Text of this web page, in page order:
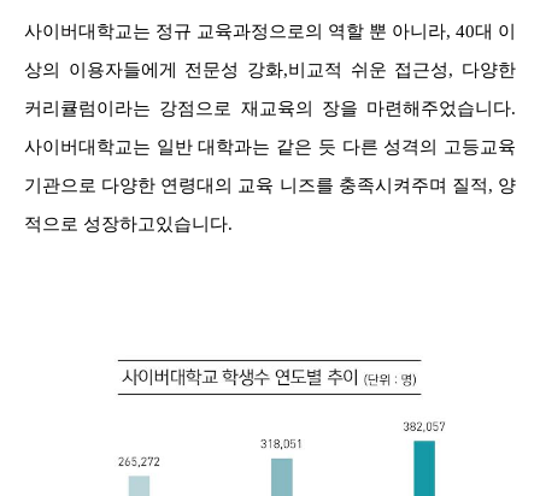
사이버대학교는 정규 교육과정으로의 역할 뿐 아니라, 40대 이
상의 이용자들에게 전문성 강화,비교적 쉬운 접근성, 다양한
커리큘럼이라는 강점으로 재교육의 장을 마련해주었습니다.
사이버대학교는 일반 대학과는 같은 듯 다른 성격의 고등교육
기관으로 다양한 연령대의 교육 니즈를 충족시켜주며 질적, 양
적으로 성장하고있습니다.